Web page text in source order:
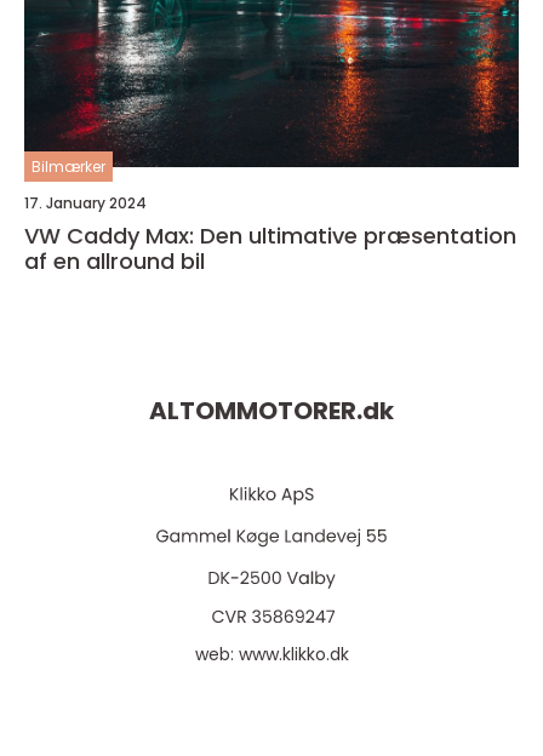
Bilmærker
17. January 2024
VW Caddy Max: Den ultimative præsentation
af en allround bil
ALTOMMOTORER.dk
web: www.klikko.dk